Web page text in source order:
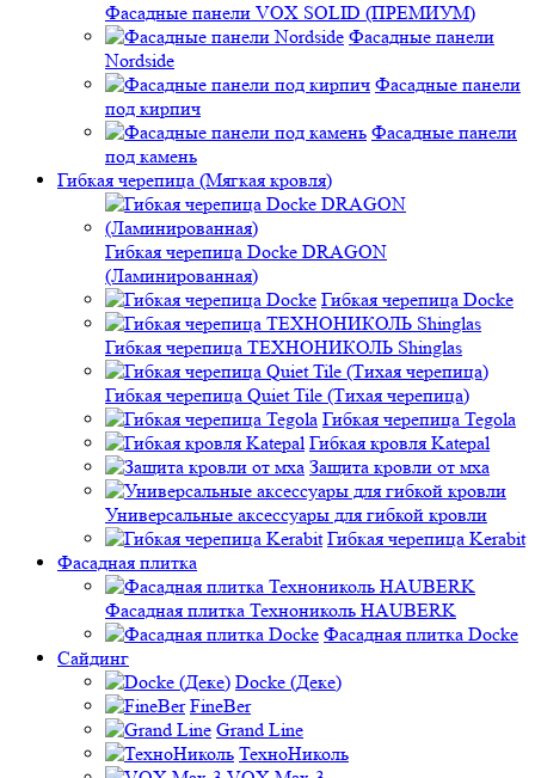
Фасадные панели VOX SOLID (ПРЕМИУМ)
Фасадные панели
Nordside
Фасадные панели
под кирпич
Фасадные панели
под камень
Гибкая черепица (Мягкая кровля)
Гибкая черепица Docke DRAGON
(Ламинированная)
Гибкая черепица Docke
Гибкая черепица ТЕХНОНИКОЛЬ Shinglas
Гибкая черепица Quiet Tile (Тихая черепица)
Гибкая черепица Tegola
Гибкая кровля Katepal
Защита кровли от мха
Универсальные аксессуары для гибкой кровли
Гибкая черепица Kerabit
Фасадная плитка
Фасадная плитка Технониколь HAUBERK
Фасадная плитка Docke
Сайдинг
Docke (Деке)
FineBer
Grand Line
ТехноНиколь